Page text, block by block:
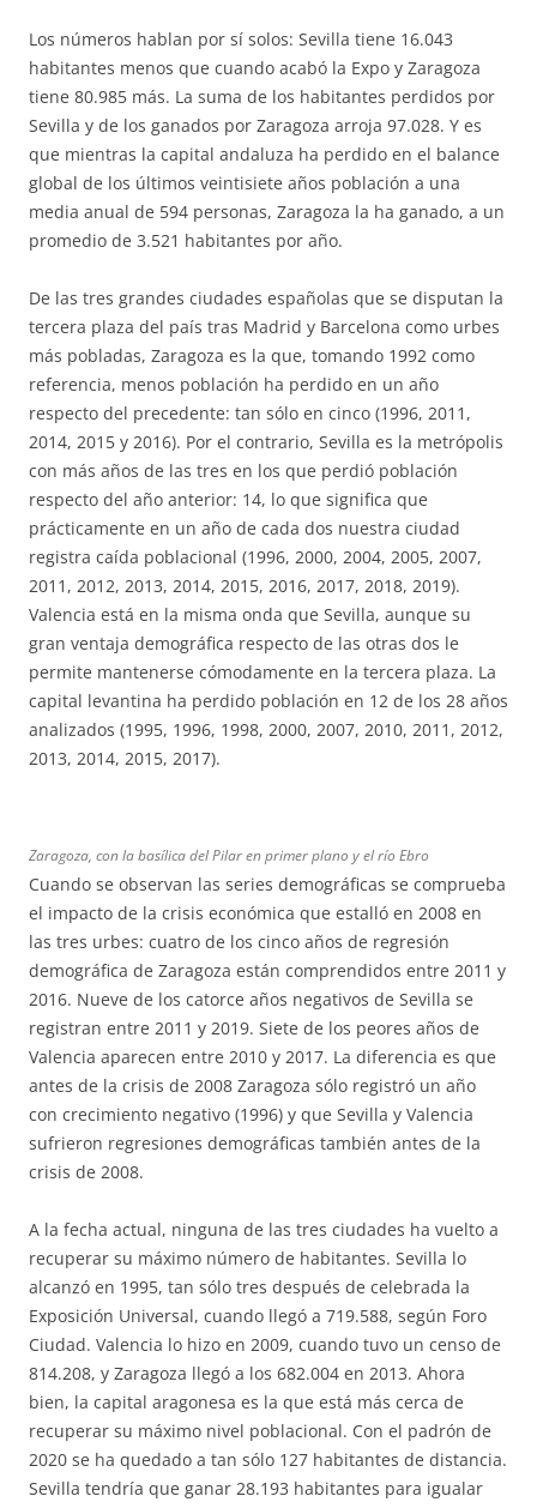
Los números hablan por sí solos: Sevilla tiene 16.043
habitantes menos que cuando acabó la Expo y Zaragoza
tiene 80.985 más. La suma de los habitantes perdidos por
Sevilla y de los ganados por Zaragoza arroja 97.028. Y es
que mientras la capital andaluza ha perdido en el balance
global de los últimos veintisiete años población a una
media anual de 594 personas, Zaragoza la ha ganado, a un
promedio de 3.521 habitantes por año.
De las tres grandes ciudades españolas que se disputan la
tercera plaza del país tras Madrid y Barcelona como urbes
más pobladas, Zaragoza es la que, tomando 1992 como
referencia, menos población ha perdido en un año
respecto del precedente: tan sólo en cinco (1996, 2011,
2014, 2015 y 2016). Por el contrario, Sevilla es la metrópolis
con más años de las tres en los que perdió población
respecto del año anterior: 14, lo que significa que
prácticamente en un año de cada dos nuestra ciudad
registra caída poblacional (1996, 2000, 2004, 2005, 2007,
2011, 2012, 2013, 2014, 2015, 2016, 2017, 2018, 2019).
Valencia está en la misma onda que Sevilla, aunque su
gran ventaja demográfica respecto de las otras dos le
permite mantenerse cómodamente en la tercera plaza. La
capital levantina ha perdido población en 12 de los 28 años
analizados (1995, 1996, 1998, 2000, 2007, 2010, 2011, 2012,
2013, 2014, 2015, 2017).
Zaragoza, con la basílica del Pilar en primer plano y el río Ebro
Cuando se observan las series demográficas se comprueba
el impacto de la crisis económica que estalló en 2008 en
las tres urbes: cuatro de los cinco años de regresión
demográfica de Zaragoza están comprendidos entre 2011 y
2016. Nueve de los catorce años negativos de Sevilla se
registran entre 2011 y 2019. Siete de los peores años de
Valencia aparecen entre 2010 y 2017. La diferencia es que
antes de la crisis de 2008 Zaragoza sólo registró un año
con crecimiento negativo (1996) y que Sevilla y Valencia
sufrieron regresiones demográficas también antes de la
crisis de 2008.
A la fecha actual, ninguna de las tres ciudades ha vuelto a
recuperar su máximo número de habitantes. Sevilla lo
alcanzó en 1995, tan sólo tres después de celebrada la
Exposición Universal, cuando llegó a 719.588, según Foro
Ciudad. Valencia lo hizo en 2009, cuando tuvo un censo de
814.208, y Zaragoza llegó a los 682.004 en 2013. Ahora
bien, la capital aragonesa es la que está más cerca de
recuperar su máximo nivel poblacional. Con el padrón de
2020 se ha quedado a tan sólo 127 habitantes de distancia.
Sevilla tendría que ganar 28.193 habitantes para igualar